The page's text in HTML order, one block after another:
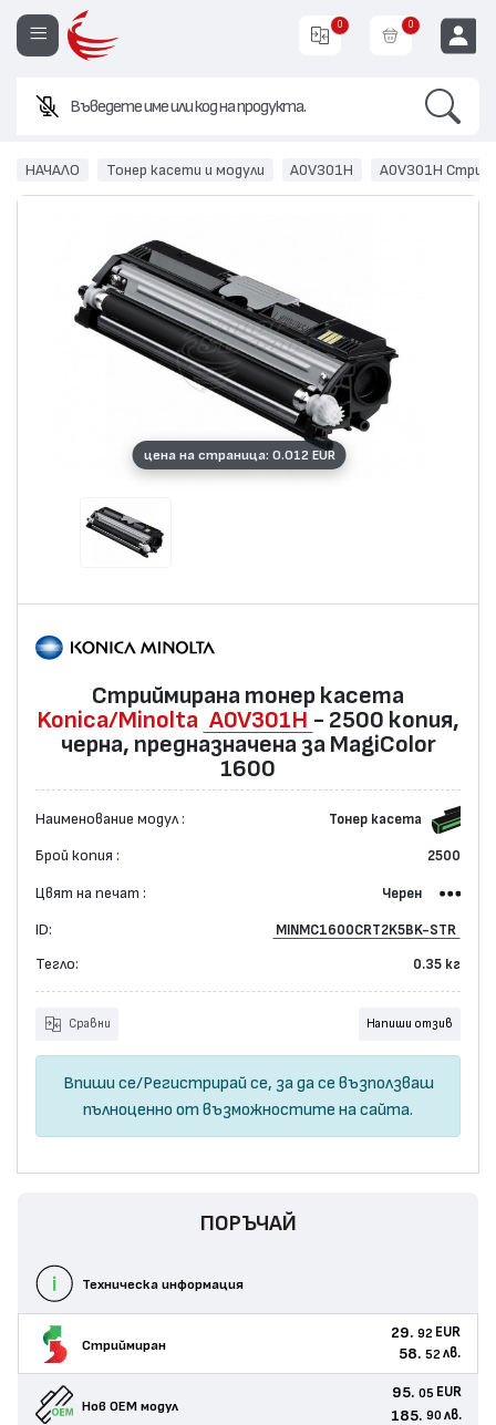
Въведете име или код на продукта.
0 0
НАЧАЛО Тонер касети и модули A0V301H A0V301H
цена на страница: 0.012 EUR
Стриймирана тонер касета
Konica/Minolta A0V301H - 2500 копия,
черна, предназначена за MagiColor
1600
Наименование модул : Тонер касета
Брой копия : 2500
Цвят на печат : Черен
ID: MINMC1600CRT2K5BK-STR
Тегло: 0.35 кг
Сравни Напиши отзив
Впиши се/Регистрирай се, за да се възползваш
пълноценно от възможностите на сайта.
ПОРЪЧАЙ
Техническа информация
Стриймиран
29. 92 EUR
58. 52 лв.
Нов ОЕМ модул
95. 05 EUR
185. 90 лв.